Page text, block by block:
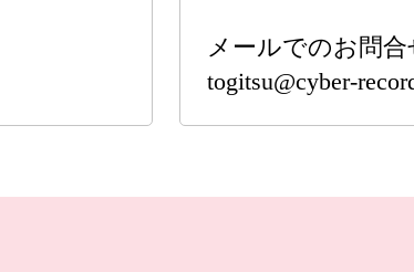
メールでのお問合
togitsu@cyber-